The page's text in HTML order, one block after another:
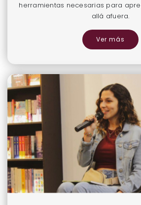
herramientas necesarias para
allá afuera.
Ver más